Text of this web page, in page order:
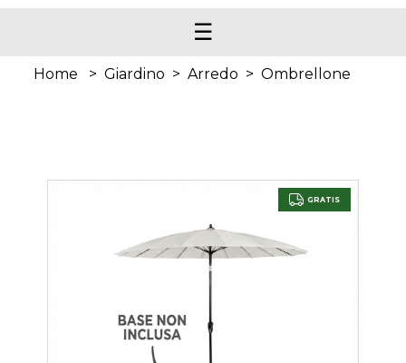
☰
Home > Giardino > Arredo > Ombrellone
GRATIS